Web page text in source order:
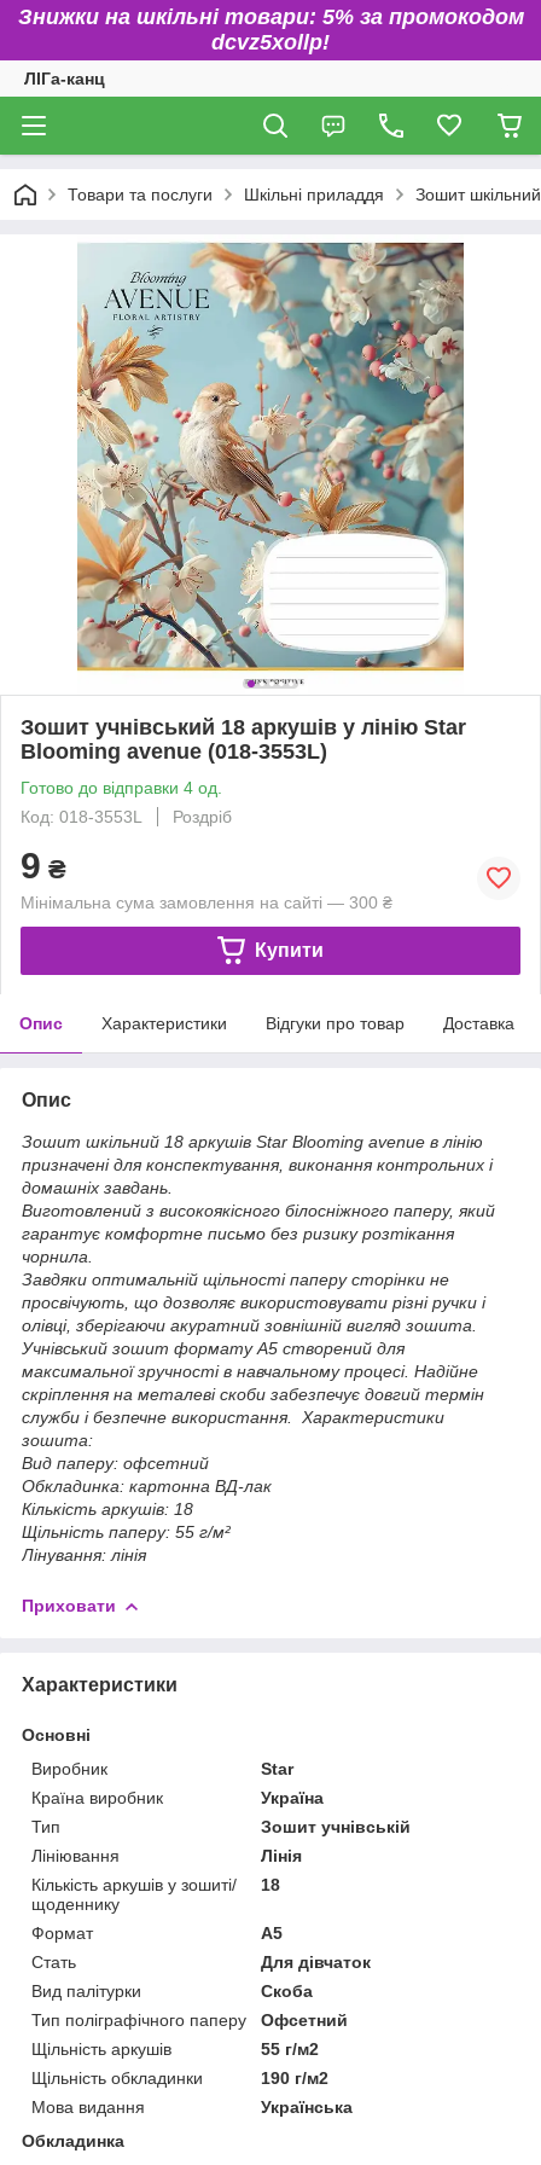
Знижки на шкільні товари: 5% за промокодом
dcvz5xollp!
ЛІГа-канц
Товари та послуги Шкільні приладдя Зошит шкільний
Зошит учнівський 18 аркушів у лінію Star
Blooming avenue (018-3553L)
Готово до відправки 4 од.
Код: 018-3553L
Роздріб
9 ₴
Мінімальна сума замовлення на сайті — 300 ₴
Купити
Опис Характеристики Відгуки про товар Доставка
Опис
Зошит шкільний 18 аркушів Star Blooming avenue в лінію
призначені для конспектування, виконання контрольних і
домашніх завдань.
Виготовлений з високоякісного білосніжного паперу, який
гарантує комфортне письмо без ризику розтікання
чорнила.
Завдяки оптимальній щільності паперу сторінки не
просвічують, що дозволяє використовувати різні ручки і
олівці, зберігаючи акуратний зовнішній вигляд зошита.
Учнівський зошит формату А5 створений для
максимальної зручності в навчальному процесі. Надійне
скріплення на металеві скоби забезпечує довгий термін
служби і безпечне використання. Характеристики
зошита:
Вид паперу: офсетний
Обкладинка: картонна ВД-лак
Кількість аркушів: 18
Щільність паперу: 55 г/м²
Лінування: лінія
Приховати
Характеристики
Основні
Виробник
Star
Країна виробник
Україна
Тип
Зошит учнівській
Лініювання
Лінія
Кількість аркушів у зошиті/
щоденнику
18
Формат
A5
Стать
Для дівчаток
Вид палітурки
Скоба
Тип поліграфічного паперу
Офсетний
Щільність аркушів
55 г/м2
Щільність обкладинки
190 г/м2
Мова видання
Українська
Обкладинка